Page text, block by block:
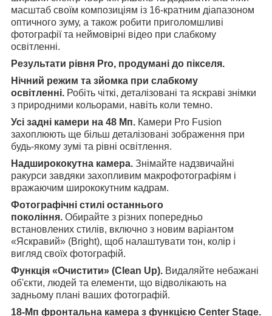
масштаб своїм композиціям із 16-кратним діапазоном
оптичного зуму, а також робити приголомшливі
фотографії та неймовірні відео при слабкому
освітленні.
Результати рівня Pro, продумані до пікселя.
Нічний режим та зйомка при слабкому
освітленні. Робіть чіткі, деталізовані та яскраві знімки
з природними кольорами, навіть коли темно.
Усі задні камери на 48 Мп. Камери Pro Fusion
захоплюють ще більш деталізовані зображення при
будь-якому зумі та рівні освітлення.
Надширококутна камера. Знімайте надзвичайні
ракурси завдяки захопливим макрофотографіям і
вражаючим ширококутним кадрам.
Фотографічні стилі останнього
покоління. Обирайте з різних попередньо
встановлених стилів, включно з новим варіантом
«Яскравий» (Bright), щоб налаштувати тон, колір і
вигляд своїх фотографій.
Функція «Очистити» (Clean Up). Видаляйте небажані
об'єкти, людей та елементи, що відволікають на
задньому плані ваших фотографій.
18-Мп фронтальна камера з функцією Center Stage.